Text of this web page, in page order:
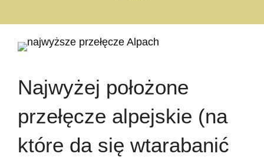
Najwyżej położone
przełęcze alpejskie (na
które da się wtarabanić